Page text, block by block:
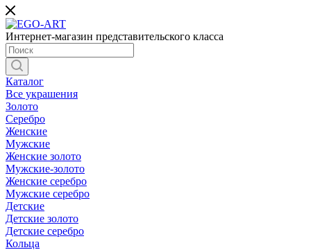
Интернет-магазин представительского класса
Каталог
Все украшения
Золото
Серебро
Женские
Мужские
Женские золото
Мужские-золото
Женские серебро
Мужские серебро
Детские
Детские золото
Детские серебро
Кольца